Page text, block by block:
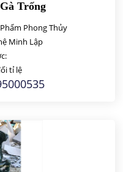
Trống
Phong Thủy
Minh Lập
tỉ lệ